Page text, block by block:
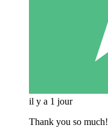
il y a 1 jour
Thank you so much!